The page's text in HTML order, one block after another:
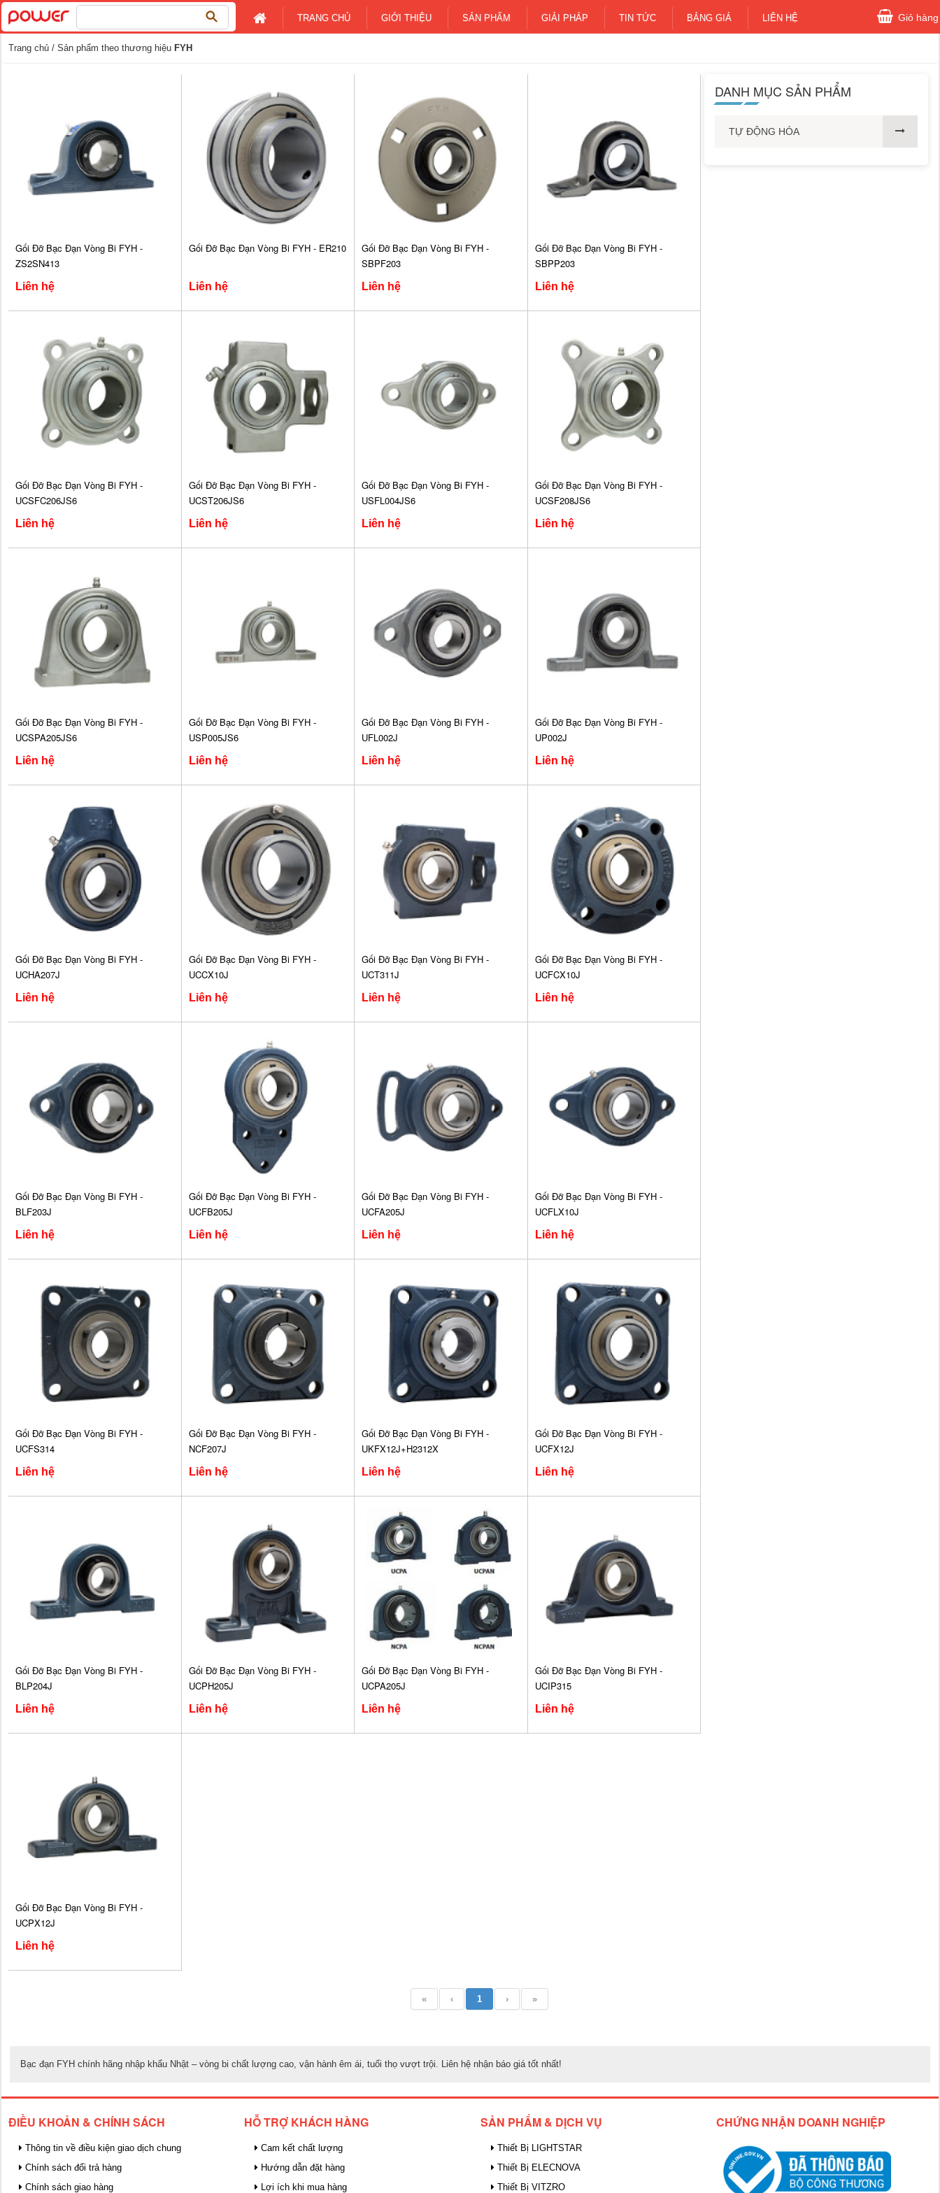
kiếm
cho:
TRANG CHỦ GIỚI THIỆU SẢN PHẨM GIẢI PHÁP TIN TỨC BẢNG GIÁ LIÊN HỆ Giỏ hàng
Trang chủ / Sản phẩm theo thương hiệu FYH
Gối Đỡ Bạc Đạn Vòng Bi FYH -
ZS2SN413
Liên hệ
Gối Đỡ Bạc Đạn Vòng Bi FYH - ER210
Liên hệ
Gối Đỡ Bạc Đạn Vòng Bi FYH -
SBPF203
Liên hệ
Gối Đỡ Bạc Đạn Vòng Bi FYH -
SBPP203
Liên hệ
Gối Đỡ Bạc Đạn Vòng Bi FYH -
UCSFC206JS6
Liên hệ
Gối Đỡ Bạc Đạn Vòng Bi FYH -
UCST206JS6
Liên hệ
Gối Đỡ Bạc Đạn Vòng Bi FYH -
USFL004JS6
Liên hệ
Gối Đỡ Bạc Đạn Vòng Bi FYH -
UCSF208JS6
Liên hệ
Gối Đỡ Bạc Đạn Vòng Bi FYH -
UCSPA205JS6
Liên hệ
Gối Đỡ Bạc Đạn Vòng Bi FYH -
USP005JS6
Liên hệ
Gối Đỡ Bạc Đạn Vòng Bi FYH -
UFL002J
Liên hệ
Gối Đỡ Bạc Đạn Vòng Bi FYH -
UP002J
Liên hệ
Gối Đỡ Bạc Đạn Vòng Bi FYH -
UCHA207J
Liên hệ
Gối Đỡ Bạc Đạn Vòng Bi FYH -
UCCX10J
Liên hệ
Gối Đỡ Bạc Đạn Vòng Bi FYH -
UCT311J
Liên hệ
Gối Đỡ Bạc Đạn Vòng Bi FYH -
UCFCX10J
Liên hệ
Gối Đỡ Bạc Đạn Vòng Bi FYH -
BLF203J
Liên hệ
Gối Đỡ Bạc Đạn Vòng Bi FYH -
UCFB205J
Liên hệ
Gối Đỡ Bạc Đạn Vòng Bi FYH -
UCFA205J
Liên hệ
Gối Đỡ Bạc Đạn Vòng Bi FYH -
UCFLX10J
Liên hệ
Gối Đỡ Bạc Đạn Vòng Bi FYH -
UCFS314
Liên hệ
Gối Đỡ Bạc Đạn Vòng Bi FYH -
NCF207J
Liên hệ
Gối Đỡ Bạc Đạn Vòng Bi FYH -
UKFX12J+H2312X
Liên hệ
Gối Đỡ Bạc Đạn Vòng Bi FYH -
UCFX12J
Liên hệ
Gối Đỡ Bạc Đạn Vòng Bi FYH -
BLP204J
Liên hệ
Gối Đỡ Bạc Đạn Vòng Bi FYH -
UCPH205J
Liên hệ
Gối Đỡ Bạc Đạn Vòng Bi FYH -
UCPA205J
Liên hệ
Gối Đỡ Bạc Đạn Vòng Bi FYH -
UCIP315
Liên hệ
Gối Đỡ Bạc Đạn Vòng Bi FYH -
UCPX12J
Liên hệ
DANH MỤC SẢN PHẨM
TỰ ĐỘNG HÓA
« ‹ 1 › »
Bạc đạn FYH chính hãng nhập khẩu Nhật – vòng bi chất lượng cao, vận hành êm ái, tuổi thọ vượt trội. Liên hệ nhận báo giá tốt nhất!
ĐIỀU KHOẢN & CHÍNH SÁCH
Thông tin về điều kiện giao dịch chung
Chính sách đổi trả hàng
Chính sách giao hàng
HỖ TRỢ KHÁCH HÀNG
Cam kết chất lượng
Hướng dẫn đặt hàng
Lợi ích khi mua hàng
SẢN PHẨM & DỊCH VỤ
Thiết Bị LIGHTSTAR
Thiết Bị ELECNOVA
Thiết Bị VITZRO
CHỨNG NHẬN DOANH NGHIỆP